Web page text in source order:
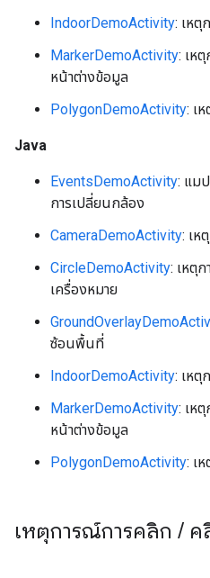
IndoorDemoActivity: เหตุ
MarkerDemoActivity: เห
หน้าต่างข้อมูล
PolygonDemoActivity: เ
Java
EventsDemoActivity: แม
การเปลี่ยนกล้อง
CameraDemoActivity: เห
CircleDemoActivity: เหตุ
เครื่องหมาย
ซ้อนพื้นที่
IndoorDemoActivity: เหตุ
MarkerDemoActivity: เห
หน้าต่างข้อมูล
PolygonDemoActivity: เ
เหตุการณ์การคลิก / ค